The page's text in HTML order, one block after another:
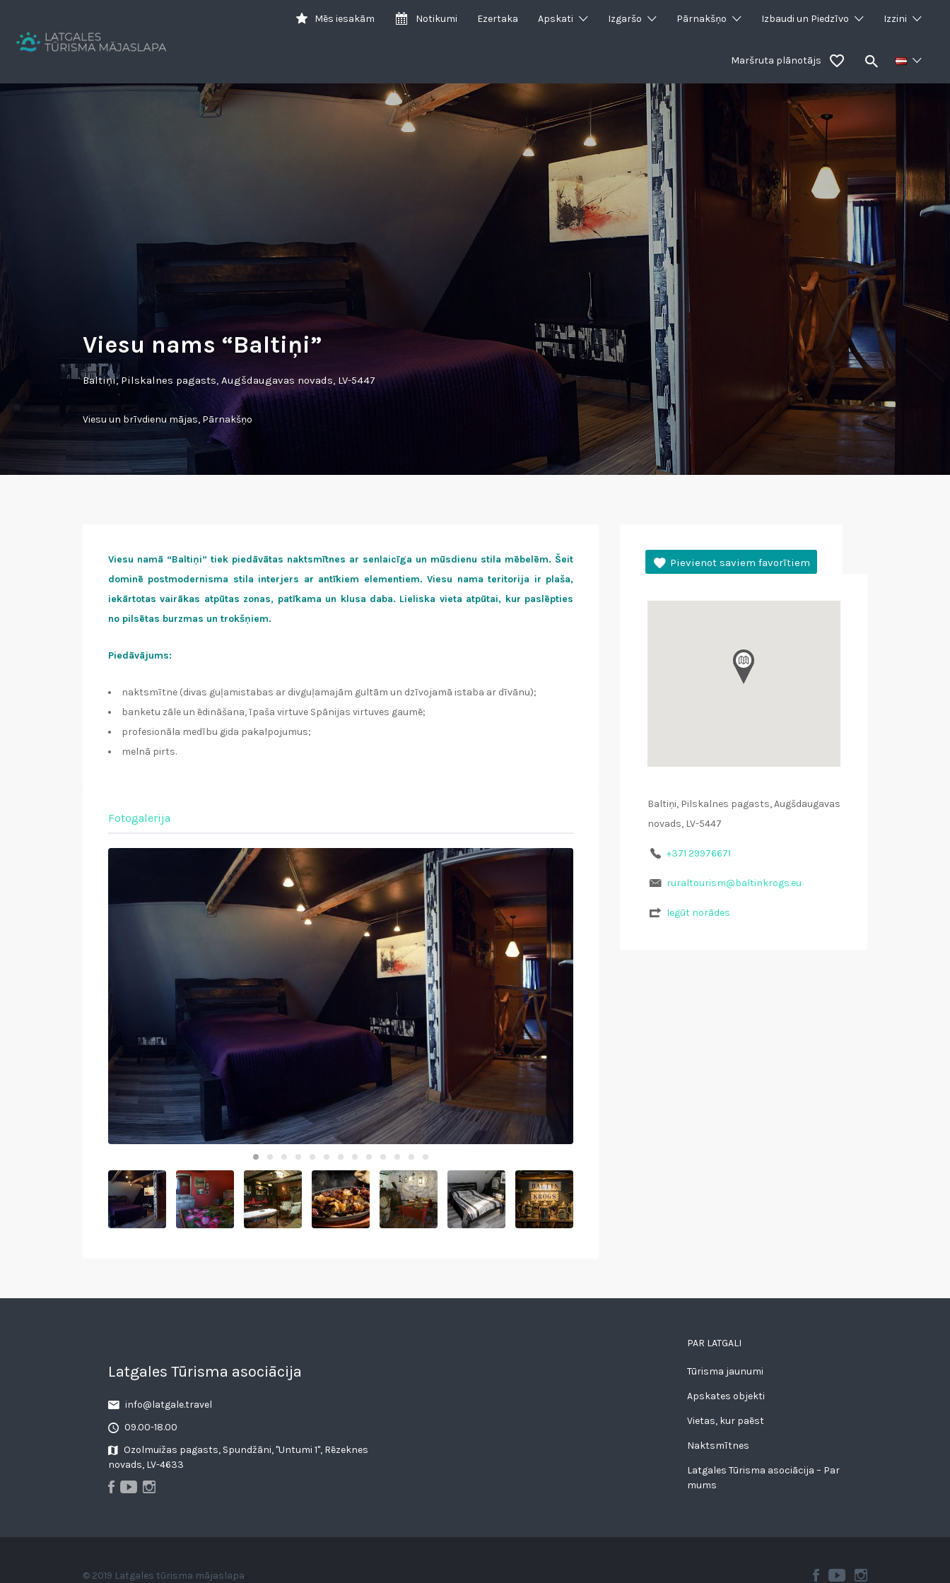
Tavs brīvdienu ceļvedis
Mēs iesakām Notikumi Ezertaka Apskati Izgaršo Pārnakšņo Izbaudi un Piedzīvo Izzini
Maršruta plānotājs
Viesu nams “Baltiņi”
Baltiņi, Pilskalnes pagasts, Augšdaugavas novads, LV-5447
Viesu un brīvdienu mājas, Pārnakšņo
Viesu namā “Baltiņi” tiek piedāvātas naktsmītnes ar senlaicīga un mūsdienu stila mēbelēm. Šeit
dominē postmodernisma stila interjers ar antīkiem elementiem. Viesu nama teritorija ir plaša,
iekārtotas vairākas atpūtas zonas, patīkama un klusa daba. Lieliska vieta atpūtai, kur paslēpties
no pilsētas burzmas un trokšņiem.
Piedāvājums:
naktsmītne (divas guļamistabas ar divguļamajām gultām un dzīvojamā istaba ar dīvānu);
banketu zāle un ēdināšana, īpaša virtuve Spānijas virtuves gaumē;
profesionāla medību gida pakalpojumus;
melnā pirts.
Fotogalerija
Baltiņi, Pilskalnes pagasts, Augšdaugavas
novads, LV-5447
+371 29976671
ruraltourism@baltinkrogs.eu
Iegūt norādes
Latgales Tūrisma asociācija
info@latgale.travel
09.00-18.00
Ozolmuižas pagasts, Spundžāni, "Untumi 1", Rēzeknes
novads, LV-4633
PAR LATGALI
Tūrisma jaunumi
Apskates objekti
Vietas, kur paēst
Naktsmītnes
Latgales Tūrisma asociācija – Par
mums
© 2019 Latgales tūrisma mājaslapa